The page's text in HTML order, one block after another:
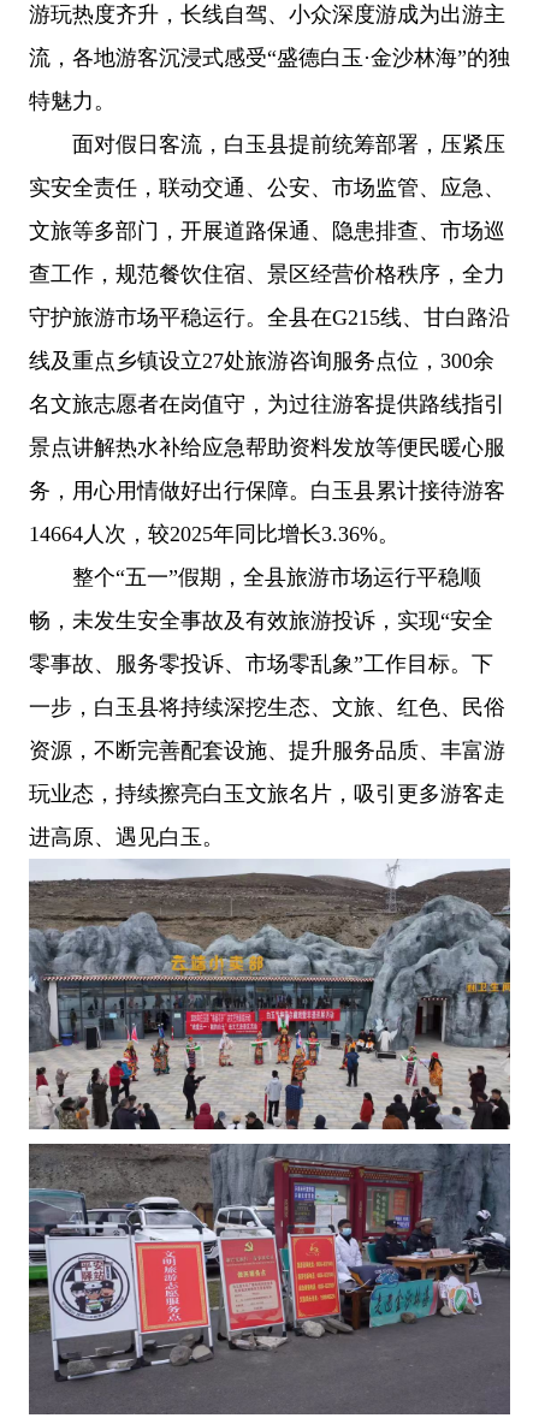
游玩热度齐升，长线自驾、小众深度游成为出游主
流，各地游客沉浸式感受“盛德白玉·金沙林海”的独
特魅力。
面对假日客流，白玉县提前统筹部署，压紧压
实安全责任，联动交通、公安、市场监管、应急、
文旅等多部门，开展道路保通、隐患排查、市场巡
查工作，规范餐饮住宿、景区经营价格秩序，全力
守护旅游市场平稳运行。全县在G215线、甘白路沿
线及重点乡镇设立27处旅游咨询服务点位，300余
名文旅志愿者在岗值守，为过往游客提供路线指引
景点讲解热水补给应急帮助资料发放等便民暖心服
务，用心用情做好出行保障。白玉县累计接待游客
14664人次，较2025年同比增长3.36%。
整个“五一”假期，全县旅游市场运行平稳顺
畅，未发生安全事故及有效旅游投诉，实现“安全
零事故、服务零投诉、市场零乱象”工作目标。下
一步，白玉县将持续深挖生态、文旅、红色、民俗
资源，不断完善配套设施、提升服务品质、丰富游
玩业态，持续擦亮白玉文旅名片，吸引更多游客走
进高原、遇见白玉。